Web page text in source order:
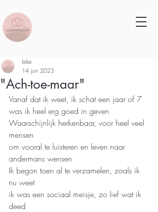
"Ach-toe-maar"
Ieke
14 jun 2023
Vanaf dat ik weet, ik schat een jaar of 7
was ik heel erg goed in geven
Waarschijnlijk herkenbaar, voor heel veel
mensen
om vooral te luisteren en leven naar
andermans wensen
Ik begon toen al te verzamelen, zoals ik
nu weet
ik was een sociaal meisje, zo lief wat ik
deed